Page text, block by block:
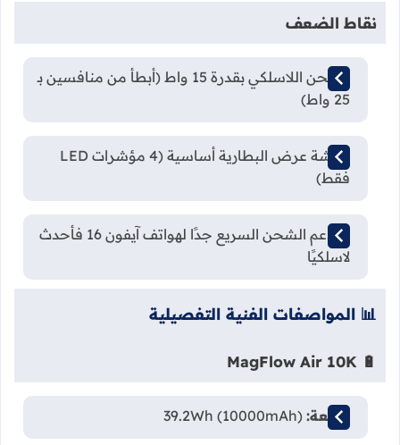
نقاط الضعف
الشحن اللاسلكي بقدرة 15 واط (أبطأ من منافسين بـ
25 واط)
شاشة عرض البطارية أساسية (4 مؤشرات LED
فقط)
لا يدعم الشحن السريع جدًا لهواتف آيفون 16 فأحدث
لاسلكيًا
📊 المواصفات الفنية التفصيلية
🔋 MagFlow Air 10K
السعة: 39.2Wh (10000mAh)